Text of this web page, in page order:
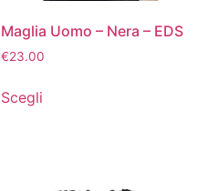
Maglia Uomo – Nera – EDS
€23.00
Scegli